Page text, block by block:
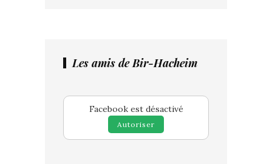
Les amis de Bir-Hacheim
Facebook est désactivé
Autoriser